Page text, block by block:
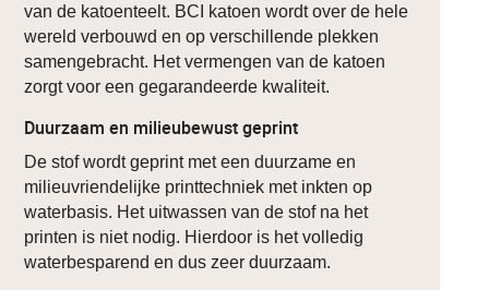
van de katoenteelt. BCI katoen wordt over de hele
wereld verbouwd en op verschillende plekken
samengebracht. Het vermengen van de katoen
zorgt voor een gegarandeerde kwaliteit.
Duurzaam en milieubewust geprint
De stof wordt geprint met een duurzame en
milieuvriendelijke printtechniek met inkten op
waterbasis. Het uitwassen van de stof na het
printen is niet nodig. Hierdoor is het volledig
waterbesparend en dus zeer duurzaam.